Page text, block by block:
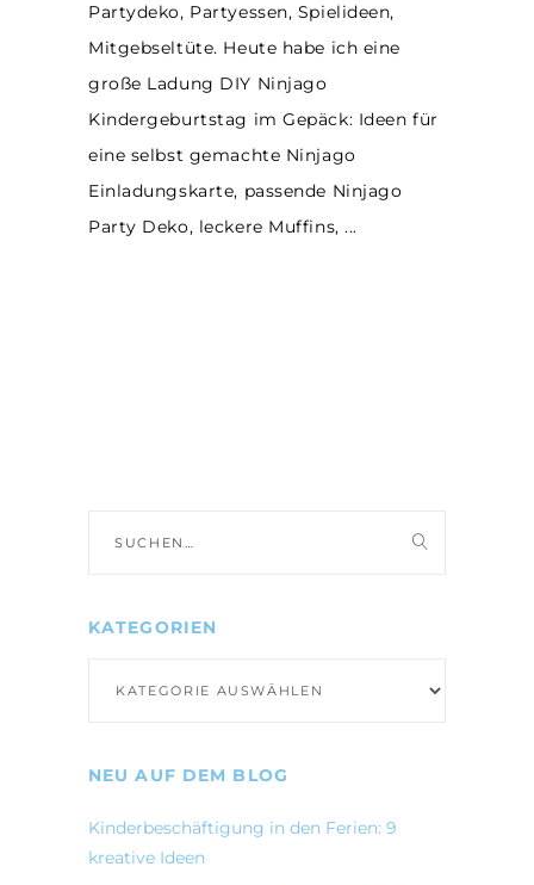
Partydeko, Partyessen, Spielideen,
Mitgebseltüte. Heute habe ich eine
große Ladung DIY Ninjago
Kindergeburtstag im Gepäck: Ideen für
eine selbst gemachte Ninjago
Einladungskarte, passende Ninjago
Party Deko, leckere Muffins,
nach:
KATEGORIEN
NEU AUF DEM BLOG
Kinderbeschäftigung in den Ferien: 9
kreative Ideen